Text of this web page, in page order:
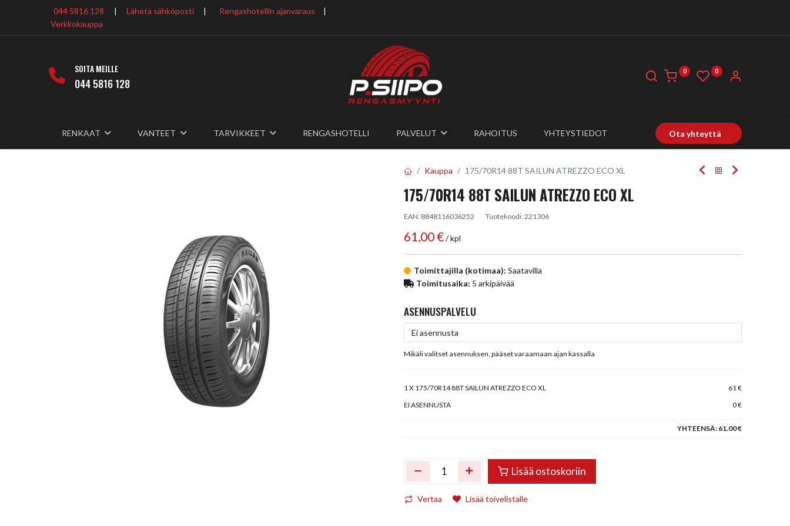
044 5816 128 | Lähetä sähköposti | Rengashotellin ajanvaraus
​ |
Verkkokauppa
SOITA MEILLE
044 5816 128
0 0
RENKAAT VANTEET TARVIKKEET RENGASHOTELLI PALVELUT RAHOITUS YHTEYSTIEDOT Ota yhteyttä
Kauppa 175/70R14 88T SAILUN ATREZZO ECO XL
175/70R14 88T SAILUN ATREZZO ECO XL
EAN: 8848116036252 Tuotekoodi:221306
61,00€/ kpl
Toimittajilla (kotimaa): Saatavilla
Toimitusaika: 5 arkipäivää
ASENNUSPALVELU
Mikäli valitset asennuksen, pääset varaamaan ajan kassalla
1X 175/70R14 88T SAILUN ATREZZO ECO XL
61 €
EI ASENNUSTA
0 €
YHTEENSÄ: 61.00 €
Lisää ostoskoriin
Vertaa Lisää toivelistalle